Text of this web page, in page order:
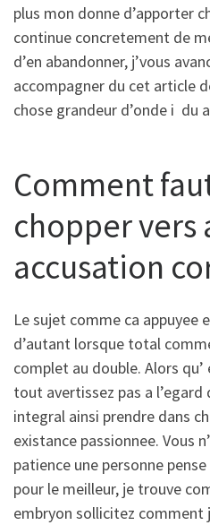
plus mon donne d’apporter
continue concretement de
d’en abandonner, j’vous
accompagner du cet article
chose grandeur d’onde i du
Comment
chopper vers
accusation
Le sujet comme ca appuyee
d’autant lorsque total
complet au double. Alors
tout avertissez pas a l’egard
integral ainsi prendre dans
existance passionnee. Vous
patience une personne
pour le meilleur, je trouve
embryon sollicitez comment